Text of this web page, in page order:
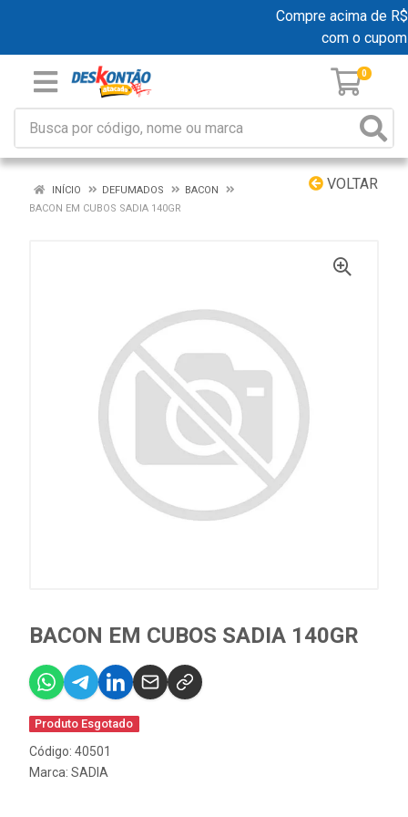
Compre acima de
com o cupom
0
VOLTAR
INÍCIO DEFUMADOS
BACON
BACON EM CUBOS SADIA 140GR
BACON EM CUBOS SADIA 140GR
Produto Esgotado
Código: 40501
Marca: SADIA